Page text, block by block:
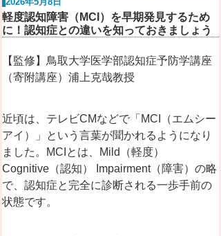
軽度認知障害（MCI）を早期発見するため
に！認知症との違いを知っておきましょう
【監修】鳥取大学医学部認知症予防学講座
（寄附講座）浦上克哉教授
近頃は 、テレビCMなどで「MCI（エムシー
アイ）」という言葉が聞かれるようになり
ました。MCIとは、Mild（軽度）
Cognitive（認知） Impairment（障害）の略
で、認知症と完全に診断される一歩手前の
状態です。